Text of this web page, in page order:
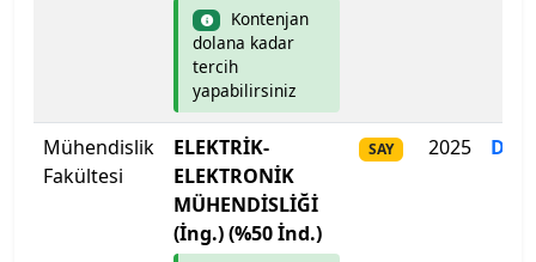
Kontenjan
dolana kadar
tercih
yapabilirsiniz
Mühendislik
Fakültesi
ELEKTRİK-
ELEKTRONİK
MÜHENDİSLİĞİ
(İng.) (%50 İnd.)
SAY 2025